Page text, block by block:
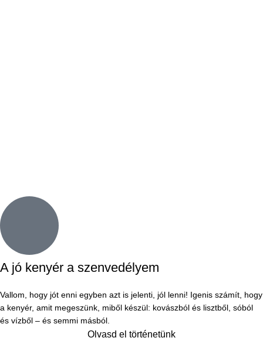
A jó kenyér a szenvedélyem
Vallom, hogy jót enni egyben azt is jelenti, jól lenni! Igenis számít, hogy
a kenyér, amit megeszünk, miből készül: kovászból és lisztből, sóból
és vízből – és semmi másból.
Olvasd el történetünk